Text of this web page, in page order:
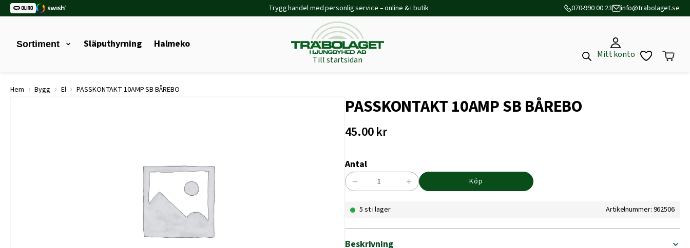
Trygg handel med personlig service – online & i butik 070-990 00 23 info@trabolaget.se
Sortiment Släputhyrning Halmeko
Till startsidan
Mitt konto
Hem › Bygg › El › PASSKONTAKT 10AMP SB BÅREBO
PASSKONTAKT 10AMP SB BÅREBO
45.00kr
Antal
PASSKONTAKT
SB
mängd
− + Köp
5 st i lager Artikelnummer: 962506
Beskrivning